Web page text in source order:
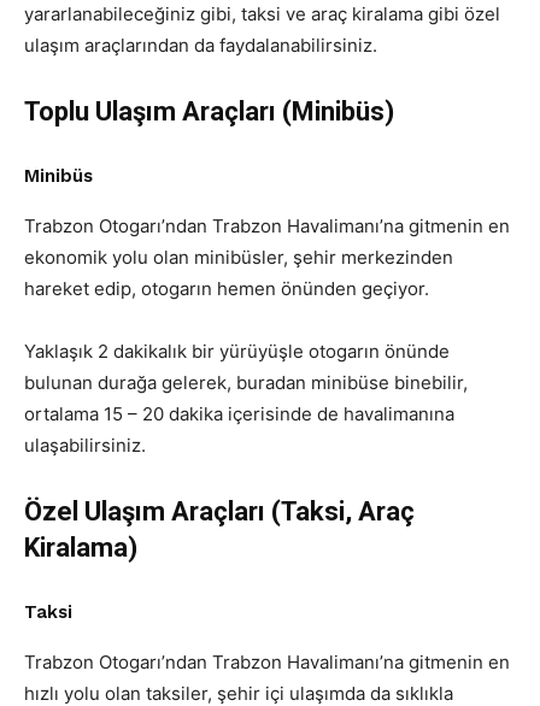
yararlanabileceğiniz gibi, taksi ve araç kiralama gibi özel
ulaşım araçlarından da faydalanabilirsiniz.
Toplu Ulaşım Araçları (Minibüs)
Minibüs
Trabzon Otogarı’ndan Trabzon Havalimanı’na gitmenin en
ekonomik yolu olan minibüsler, şehir merkezinden
hareket edip, otogarın hemen önünden geçiyor.
Yaklaşık 2 dakikalık bir yürüyüşle otogarın önünde
bulunan durağa gelerek, buradan minibüse binebilir,
ortalama 15 – 20 dakika içerisinde de havalimanına
ulaşabilirsiniz.
Özel Ulaşım Araçları (Taksi, Araç
Kiralama)
Taksi
Trabzon Otogarı’ndan Trabzon Havalimanı’na gitmenin en
hızlı yolu olan taksiler, şehir içi ulaşımda da sıklıkla